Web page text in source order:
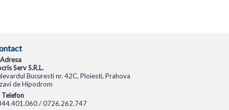
Adresa
Serv S.R.L.
Bucuresti nr. 42C, Ploiesti, Prahova
de Hipodrom
Telefon
/ 0726.262.747